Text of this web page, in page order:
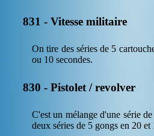
831 - Vitesse militaire
On tire des séries de 5
ou 10 secondes.
830 - Pistolet / revolver
C'est un mélange d'une série
deux séries de 5 gongs en 20 et